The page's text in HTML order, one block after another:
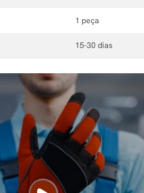
1 peça
15-30 dias